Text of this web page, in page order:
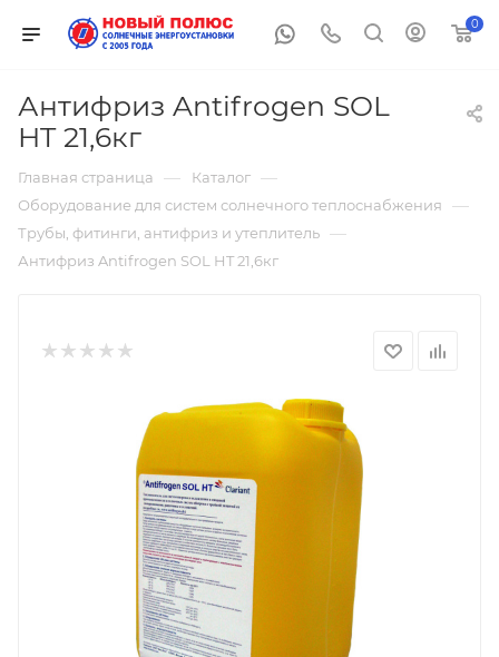
0
Антифриз Antifrogen SOL
HT 21,6кг
Главная страница — Каталог —
Оборудование для систем солнечного теплоснабжения —
Трубы, фитинги, антифриз и утеплитель —
Антифриз Antifrogen SOL HT 21,6кг